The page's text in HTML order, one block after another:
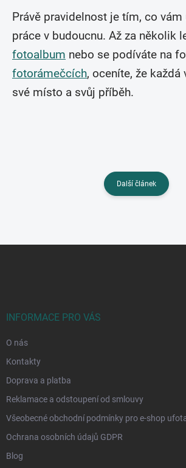
Právě pravidelnost je tím, co
práce v budoucnu. Až za několik
fotoalbum nebo se podíváte na
fotorámečcích, oceníte, že
své místo a svůj příběh.
Další článek
INFORMACE PRO VÁS
O nás
Kontakty
Doprava a platba
Reklamace a odstoupení od smlouvy
Všeobecné obchodní podmínky pro e-shop
Ochrana osobních údajů GDPR
Blog